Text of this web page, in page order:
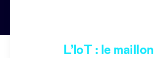
L’IoT : le maillon